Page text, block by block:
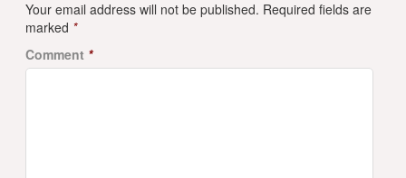
Your email address will not be published. Required fields are
marked *
Comment *